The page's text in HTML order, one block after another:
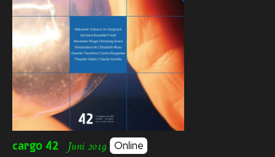
cargo 42 Juni 2019 Online